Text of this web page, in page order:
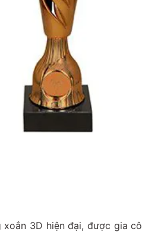
3D hiện đại, được gia